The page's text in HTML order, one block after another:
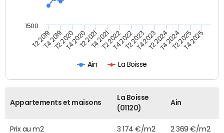
Ain La Boisse
T2 2019T4 2019T2 2020T4 2020T2 2021T4 2021T2 2022T4 2022T2 2023T4 2023T2 2024T4 2024T2 2025T4 2025
1500
Appartements et maisons
La Boisse
(01120)
Ain
Prix au m2 3 174 €/m2 2 369 €/m2